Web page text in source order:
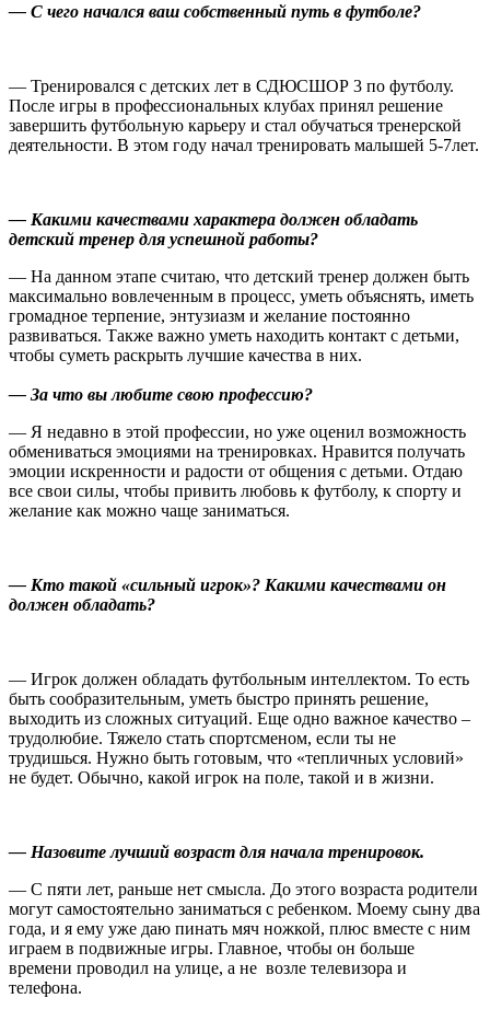
— С чего начался ваш собственный путь в футболе?
— Тренировался с детских лет в СДЮСШОР 3 по футболу.
После игры в профессиональных клубах принял решение
завершить футбольную карьеру и стал обучаться тренерской
деятельности. В этом году начал тренировать малышей 5-7лет.
— Какими качествами характера должен обладать
детский тренер для успешной работы?
— На данном этапе считаю, что детский тренер должен быть
максимально вовлеченным в процесс, уметь объяснять, иметь
громадное терпение, энтузиазм и желание постоянно
развиваться. Также важно уметь находить контакт с детьми,
чтобы суметь раскрыть лучшие качества в них.
— За что вы любите свою профессию?
— Я недавно в этой профессии, но уже оценил возможность
обмениваться эмоциями на тренировках. Нравится получать
эмоции искренности и радости от общения с детьми. Отдаю
все свои силы, чтобы привить любовь к футболу, к спорту и
желание как можно чаще заниматься.
— Кто такой «сильный игрок»? Какими качествами он
должен обладать?
— Игрок должен обладать футбольным интеллектом. То есть
быть сообразительным, уметь быстро принять решение,
выходить из сложных ситуаций. Еще одно важное качество –
трудолюбие. Тяжело стать спортсменом, если ты не
трудишься. Нужно быть готовым, что «тепличных условий»
не будет. Обычно, какой игрок на поле, такой и в жизни.
— Назовите лучший возраст для начала тренировок.
— С пяти лет, раньше нет смысла. До этого возраста родители
могут самостоятельно заниматься с ребенком. Моему сыну два
года, и я ему уже даю пинать мяч ножкой, плюс вместе с ним
играем в подвижные игры. Главное, чтобы он больше
времени проводил на улице, а не возле телевизора и
телефона.